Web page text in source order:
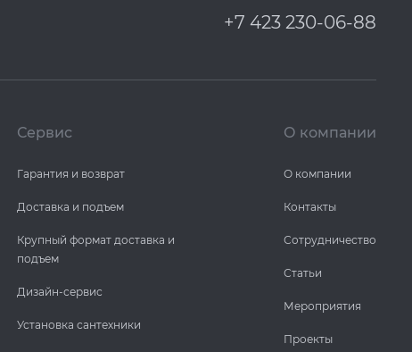
+7 423 230-06-88
Сервис
Гарантия и возврат
Доставка и подъем
Крупный формат доставка и
подъем
Дизайн-сервис
Установка сантехники
О компании
О компании
Контакты
Сотрудничество
Статьи
Мероприятия
Проекты